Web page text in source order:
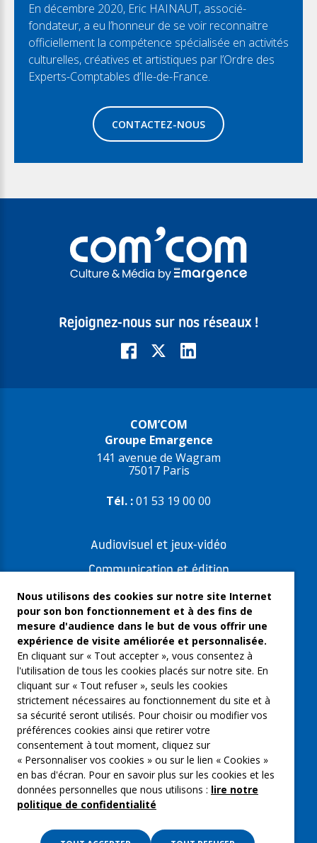
En décembre 2020, Eric HAINAUT, associé-
fondateur, a eu l’honneur de se voir reconnaitre
officiellement la compétence spécialisée en activités
culturelles, créatives et artistiques par l’Ordre des
Experts-Comptables d’Ile-de-France.
CONTACTEZ-NOUS
Rejoignez-nous sur nos réseaux !
COM’COM
Groupe Emargence
141 avenue de Wagram
75017 Paris
Tél. :01 53 19 00 00
Audiovisuel et jeux-vidéo
Communication et édition
Freelances et artistes-auteurs
Musique et spectacles
Qui sommes-nous ?
Groupe Emargence
C’moi le chef
Actualités
Contactez nous
Mentions légales
Gestion des cookies
Nous utilisons des cookies sur notre site Internet
pour son bon fonctionnement et à des fins de
mesure d'audience dans le but de vous offrir une
expérience de visite améliorée et personnalisée.
En cliquant sur « Tout accepter », vous consentez à
l'utilisation de tous les cookies placés sur notre site. En
cliquant sur « Tout refuser », seuls les cookies
strictement nécessaires au fonctionnement du site et à
sa sécurité seront utilisés. Pour choisir ou modifier vos
préférences cookies ainsi que retirer votre
consentement à tout moment, cliquez sur
« Personnaliser vos cookies » ou sur le lien « Cookies »
en bas d'écran. Pour en savoir plus sur les cookies et les
données personnelles que nous utilisons : lire notre
politique de confidentialité